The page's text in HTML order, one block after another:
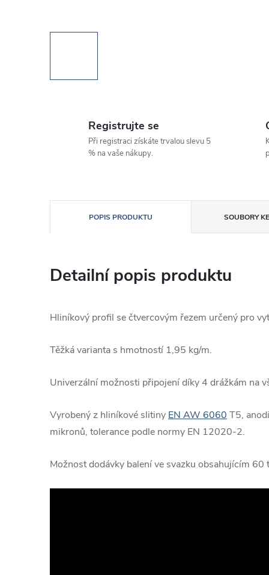
Registrujte se
Při registraci získáte trvalou slevu 5
% na vaše nákupy.
POPIS PRODUKTU SOUBORY
Detailní popis produktu
Hliníkový profil se čtvercovým řezem určený pro
Těžká varianta s hmotností 1,95 kg/m.
Univerzální možnosti připojení díky 4 drážkám na
Vyrobený z hliníkové slitiny EN AW 6060 T5,
mikronů, tolerance podle normy EN 12020-2.
Možnost dodávky balení ve svazku obsahujícím 60